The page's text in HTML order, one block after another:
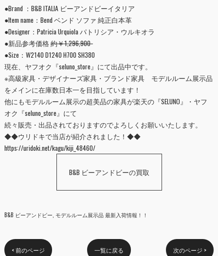
●Brand ：B&B ITALIA ビーアンドビーイタリア
●Item name：Bend ベンド ソファ 純正白本革
●Designer：Patricia Urquiola パトリシア・ウルキオラ
●新品参考価格約￥1,296,900-
●Size：W2140 D1240 H700 SH380
現在、ヤフオク『seluno_store』にて出品中です。
※高級家具・デザイナーズ家具・ブランド家具 モデルルーム展示品
をメインに在庫数日本一を目指しています！
他にもモデルルーム展示の超美品の家具が楽天の『SELUNO』・ヤフ
オク『seluno_store』にて
続々販売・出品されておりますのでよろしくお願いいたします。
◆◆ウリドキで当店が紹介されました！◆◆
https://uridoki.net/kagu/kiji_48460/
B&B ビーアンドビーの買取
B&B ビーアンドビー モデルルーム展示品 最新入荷情報！！
< 前のページ 一覧に戻る 次のページ >